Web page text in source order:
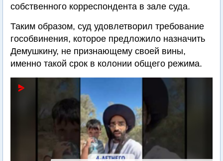
собственного корреспондента в зале суда.
Таким образом, суд удовлетворил требование
гособвинения, которое предложило назначить
Демушкину, не признающему своей вины,
именно такой срок в колонии общего режима.